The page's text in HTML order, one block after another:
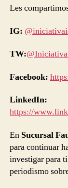
Les
IG:
TW:
Facebook:
LinkedIn:
https://
En Sucursal
para continuar
investigar para
periodismo